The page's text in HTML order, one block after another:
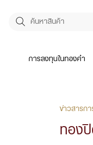
การลงทุนในทองคำ
ข่าวสารก
ทอง